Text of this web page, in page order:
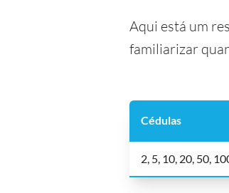
Aqui está um
familiarizar
Cédulas
2, 5, 10, 20, 50,